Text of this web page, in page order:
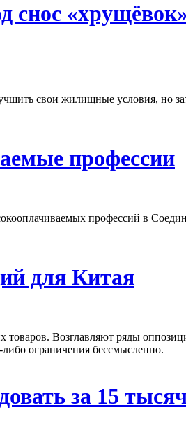
снос
свои жилищные условия, но
профессии
профессий в
для Китая
Возглавляют ряды
ограничения бессмысленно.
за 15